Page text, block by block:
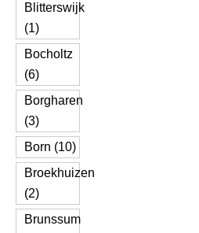
Blitterswijk
(1)
Bocholtz
(6)
Borgharen
(3)
Born (10)
Broekhuizen
(2)
Brunssum